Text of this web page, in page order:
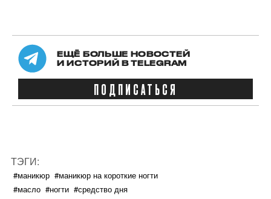
ЕЩЁ БОЛЬШЕ НОВОСТЕЙ
И ИСТОРИЙ В TELEGRAM
ПОДПИСАТЬСЯ
ТЭГИ:
#маникюр #маникюр на короткие ногти
#масло #ногти #средство дня